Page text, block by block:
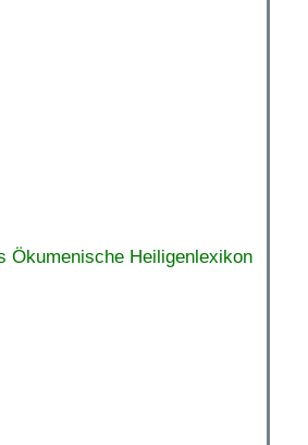
Ökumenische Heiligenlexikon